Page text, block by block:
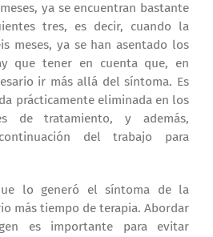
ya se encuentran bastante
tres, es decir, cuando la
meses, ya se han asentado los
que tener en cuenta que, en
ir más allá del síntoma. Es
prácticamente eliminada en los
de tratamiento, y además,
del trabajo para
lo generó el síntoma de la
más tiempo de terapia. Abordar
es importante para evitar